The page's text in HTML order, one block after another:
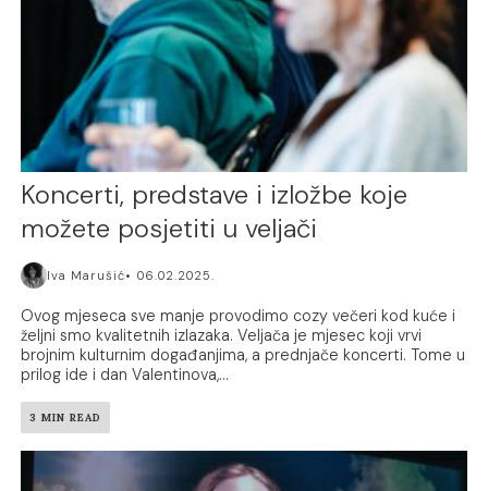
Koncerti, predstave i izložbe koje
možete posjetiti u veljači
Iva Marušić 06.02.2025.
Ovog mjeseca sve manje provodimo cozy večeri kod kuće i
željni smo kvalitetnih izlazaka. Veljača je mjesec koji vrvi
brojnim kulturnim događanjima, a prednjače koncerti. Tome u
prilog ide i dan Valentinova,...
3 MIN READ